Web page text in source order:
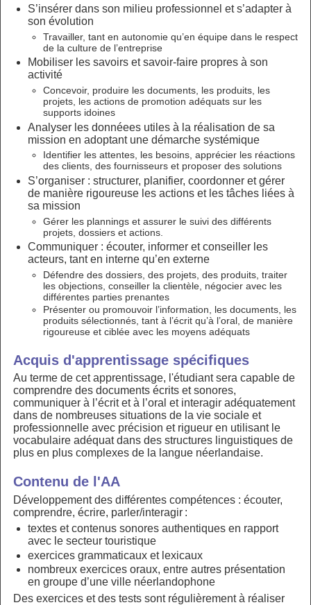
S’insérer dans son milieu professionnel et s’adapter à
son évolution
Travailler, tant en autonomie qu’en équipe dans le respect
de la culture de l’entreprise
Mobiliser les savoirs et savoir-faire propres à son
activité
Concevoir, produire les documents, les produits, les
projets, les actions de promotion adéquats sur les
supports idoines
Analyser les donnéees utiles à la réalisation de sa
mission en adoptant une démarche systémique
Identifier les attentes, les besoins, apprécier les réactions
des clients, des fournisseurs et proposer des solutions
S’organiser : structurer, planifier, coordonner et gérer
de manière rigoureuse les actions et les tâches liées à
sa mission
Gérer les plannings et assurer le suivi des différents
projets, dossiers et actions.
Communiquer : écouter, informer et conseiller les
acteurs, tant en interne qu’en externe
Défendre des dossiers, des projets, des produits, traiter
les objections, conseiller la clientèle, négocier avec les
différentes parties prenantes
Présenter ou promouvoir l’information, les documents, les
produits sélectionnés, tant à l’écrit qu’à l’oral, de manière
rigoureuse et ciblée avec les moyens adéquats
Acquis d'apprentissage spécifiques
Au terme de cet apprentissage, l'étudiant sera capable de
comprendre des documents écrits et sonores,
communiquer à l’écrit et à l’oral et interagir adéquatement
dans de nombreuses situations de la vie sociale et
professionnelle avec précision et rigueur en utilisant le
vocabulaire adéquat dans des structures linguistiques de
plus en plus complexes de la langue néerlandaise.
Contenu de l'AA
Développement des différentes compétences : écouter,
comprendre, écrire, parler/interagir :
textes et contenus sonores authentiques en rapport
avec le secteur touristique
exercices grammaticaux et lexicaux
nombreux exercices oraux, entre autres présentation
en groupe d’une ville néerlandophone
Des exercices et des tests sont régulièrement à réaliser